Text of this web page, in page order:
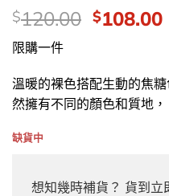
價
錢：
$120.00 Original
$120.00.
$108.00
限購一件
溫暖的裸色搭配生動的焦
然擁有不同的顏色和質地，
缺貨中
想知幾時補貨？ 貨到立